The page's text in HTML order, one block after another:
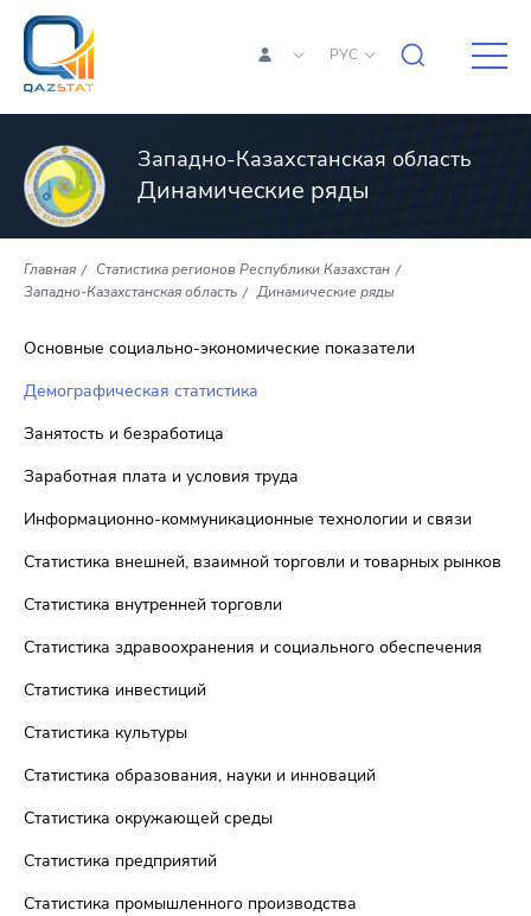
РУС
Западно-Казахстанская область
Динамические ряды
Главная
Статистика регионов Республики Казахстан
Западно-Казахстанская область
Динамические ряды
Основные социально-экономические показатели
Демографическая статистика
Занятость и безработица
Заработная плата и условия труда
Информационно-коммуникационные технологии и связи
Статистика внешней, взаимной торговли и товарных рынков
Статистика внутренней торговли
Статистика здравоохранения и социального обеспечения
Статистика инвестиций
Статистика культуры
Статистика образования, науки и инноваций
Статистика окружающей среды
Статистика предприятий
Статистика промышленного производства